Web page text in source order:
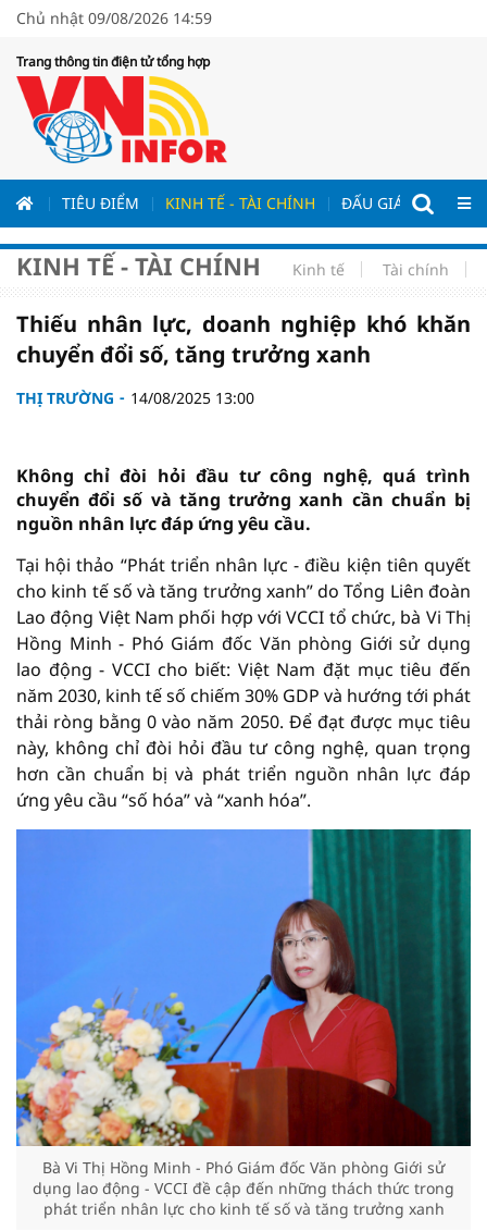
Chủ nhật 09/08/2026 14:59
Trang thông tin điện tử tổng hợp
TIÊU ĐIỂM KINH TẾ - TÀI CHÍNH ĐẤU GIÁ - ĐẤU
KINH TẾ - TÀI CHÍNH Kinh tế Tài chính
Thiếu nhân lực, doanh nghiệp khó khăn
chuyển đổi số, tăng trưởng xanh
THỊ TRƯỜNG 14/08/2025 13:00
Không chỉ đòi hỏi đầu tư công nghệ, quá trình
chuyển đổi số và tăng trưởng xanh cần chuẩn bị
nguồn nhân lực đáp ứng yêu cầu.
Tại hội thảo “Phát triển nhân lực - điều kiện tiên quyết
cho kinh tế số và tăng trưởng xanh” do Tổng Liên đoàn
Lao động Việt Nam phối hợp với VCCI tổ chức, bà Vi Thị
Hồng Minh - Phó Giám đốc Văn phòng Giới sử dụng
lao động - VCCI cho biết: Việt Nam đặt mục tiêu đến
năm 2030, kinh tế số chiếm 30% GDP và hướng tới phát
thải ròng bằng 0 vào năm 2050. Để đạt được mục tiêu
này, không chỉ đòi hỏi đầu tư công nghệ, quan trọng
hơn cần chuẩn bị và phát triển nguồn nhân lực đáp
ứng yêu cầu “số hóa” và “xanh hóa”.
Bà Vi Thị Hồng Minh - Phó Giám đốc Văn phòng Giới sử
dụng lao động - VCCI đề cập đến những thách thức trong
phát triển nhân lực cho kinh tế số và tăng trưởng xanh